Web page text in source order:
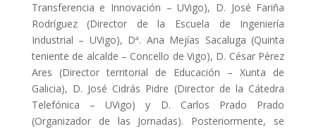
Transferencia e Innovación – UVigo), D. José Fariña
Rodríguez (Director de la Escuela de Ingeniería
Industrial – UVigo), Dª. Ana Mejías Sacaluga (Quinta
teniente de alcalde – Concello de Vigo), D. César Pérez
Ares (Director territorial de Educación – Xunta de
Galicia), D. José Cidrás Pidre (Director de la Cátedra
Telefónica – UVigo) y D. Carlos Prado Prado
(Organizador de las Jornadas). Posteriormente, se